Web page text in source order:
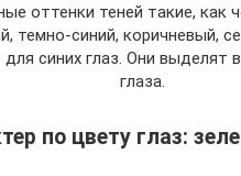
оттенки теней такие, как
темно-синий, коричневый,
синих глаз. Они выделят
глаза.
по цвету глаз: